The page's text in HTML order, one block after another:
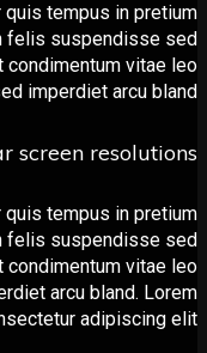
tortor quis tempus in
in felis
condimentum
sed imperdiet arcu
screen
tortor quis tempus in
in felis
condimentum
imperdiet arcu bland.
consectetur